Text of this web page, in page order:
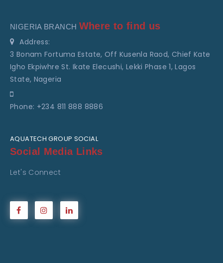
NIGERIA BRANCH Where to find us
Address:
3 Bonam Fortuma Estate, Off Kusenla Raod, Chief Kate
Igho Ekpiwhre St. Ikate Elecushi, Lekki Phase 1, Lagos
State, Nageria
Phone: +234 811 888 8886
AQUATECH GROUP SOCIAL
Social Media Links
Let's Connect